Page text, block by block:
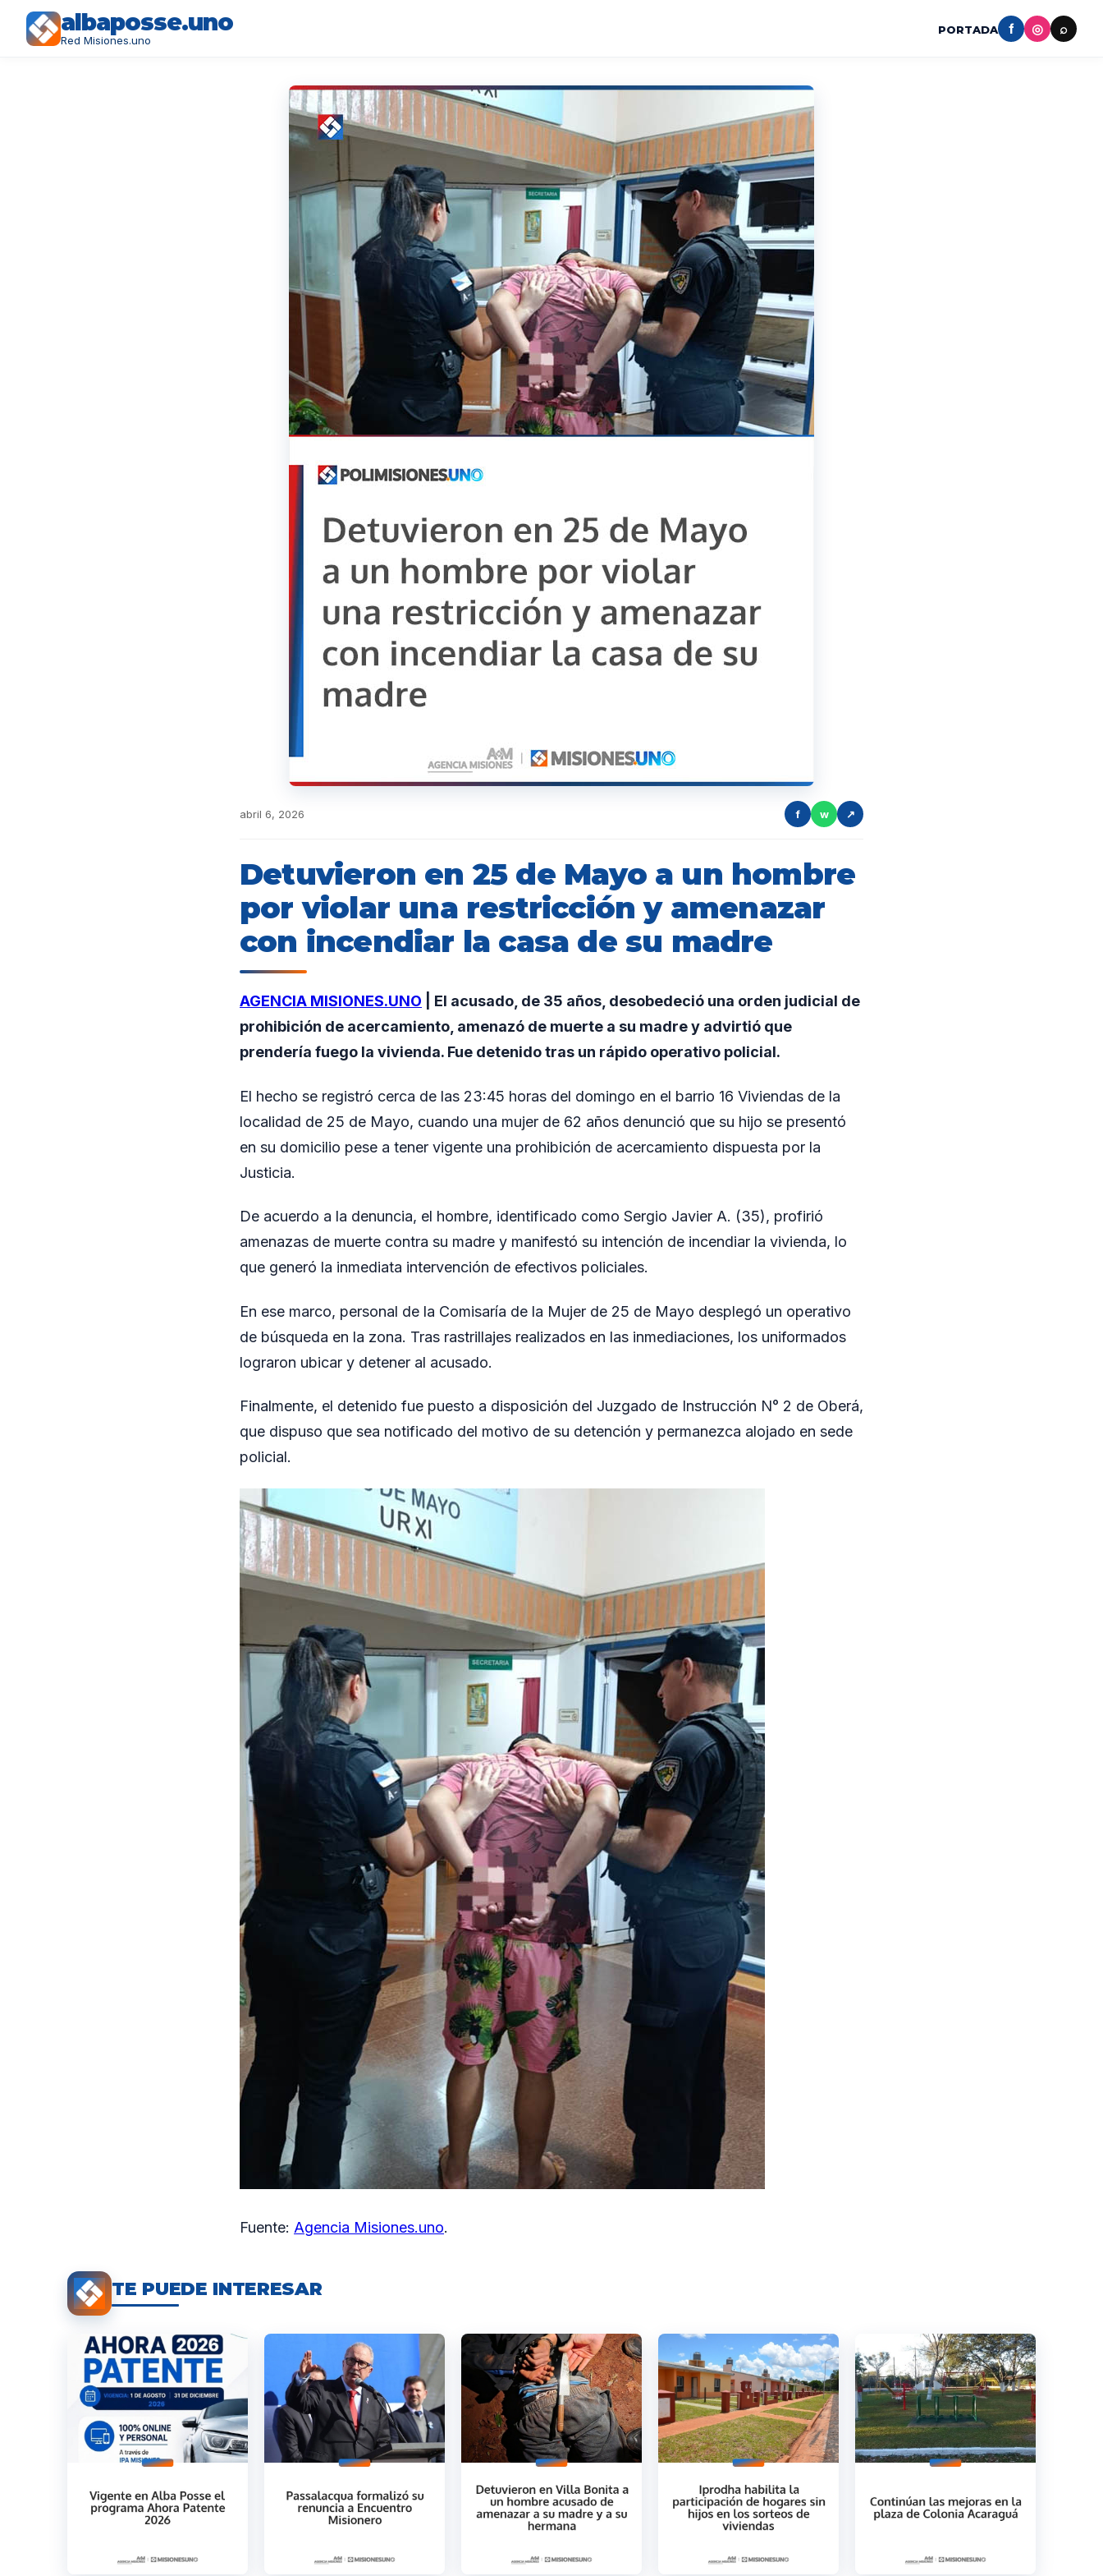
albaposse.uno
Red Misiones.uno
PORTADA f ◎ ⌕
abril 6, 2026 f w ↗
Detuvieron en 25 de Mayo a un hombre
por violar una restricción y amenazar
con incendiar la casa de su madre
AGENCIA MISIONES.UNO | El acusado, de 35 años, desobedeció una orden judicial de
prohibición de acercamiento, amenazó de muerte a su madre y advirtió que
prendería fuego la vivienda. Fue detenido tras un rápido operativo policial.
El hecho se registró cerca de las 23:45 horas del domingo en el barrio 16 Viviendas de la
localidad de 25 de Mayo, cuando una mujer de 62 años denunció que su hijo se presentó
en su domicilio pese a tener vigente una prohibición de acercamiento dispuesta por la
Justicia.
De acuerdo a la denuncia, el hombre, identificado como Sergio Javier A. (35), profirió
amenazas de muerte contra su madre y manifestó su intención de incendiar la vivienda, lo
que generó la inmediata intervención de efectivos policiales.
En ese marco, personal de la Comisaría de la Mujer de 25 de Mayo desplegó un operativo
de búsqueda en la zona. Tras rastrillajes realizados en las inmediaciones, los uniformados
lograron ubicar y detener al acusado.
Finalmente, el detenido fue puesto a disposición del Juzgado de Instrucción N° 2 de Oberá,
que dispuso que sea notificado del motivo de su detención y permanezca alojado en sede
policial.
Fuente: Agencia Misiones.uno.
TE PUEDE INTERESAR